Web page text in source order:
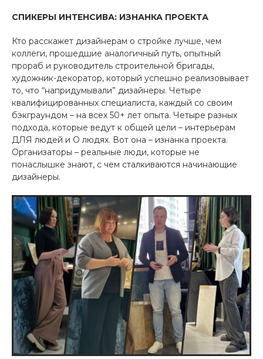
СПИКЕРЫ ИНТЕНСИВА: ИЗНАНКА ПРОЕКТА
Кто расскажет дизайнерам о стройке лучше, чем
коллеги, прошедшие аналогичный путь, опытный
прораб и руководитель строительной бригады,
художник-декоратор, который успешно реализовывает
то, что “напридумывали” дизайнеры. Четыре
квалифицированных специалиста, каждый со своим
бэкграундом – на всех 50+ лет опыта. Четыре разных
подхода, которые ведут к общей цели – интерьерам
ДЛЯ людей и О людях. Вот она – изнанка проекта.
Организаторы – реальные люди, которые не
понаслышке знают, с чем сталкиваются начинающие
дизайнеры.